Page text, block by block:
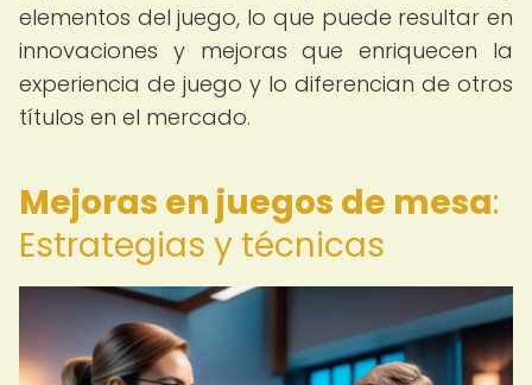
elementos del juego, lo que puede resultar en
innovaciones y mejoras que enriquecen la
experiencia de juego y lo diferencian de otros
títulos en el mercado.
Mejoras en juegos de mesa:
Estrategias y técnicas